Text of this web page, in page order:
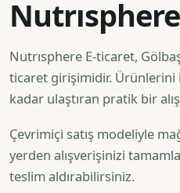
Nutrısphere E-ticaret,
ticaret girişimidir.
kadar ulaştıran pratik bir
Çevrimiçi satış modeliyle
yerden alışverişinizi
teslim aldırabilirsiniz.